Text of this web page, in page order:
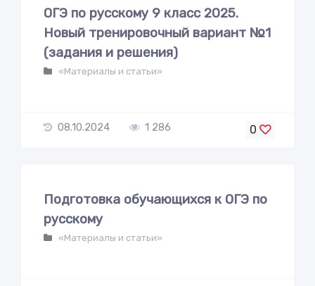
ОГЭ по русскому 9 класс 2025.
Новый тренировочный вариант №1
(задания и решения)
«Материалы и статьи»
08.10.2024 1 286 0
Подготовка обучающихся к ОГЭ по
русскому
«Материалы и статьи»